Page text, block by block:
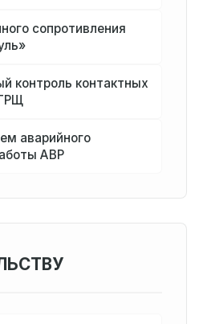
сопротивления
контроль контактных
аварийного
АВР